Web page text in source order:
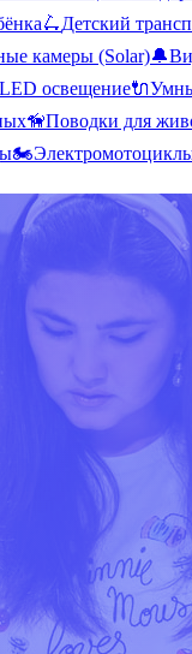
🛴Детский
камеры (Solar)🔔
LED освещение🔌
🦮Поводки для
🏍️